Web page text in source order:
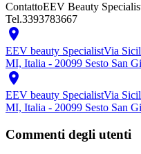
ContattoEEV Beauty
Tel.3393783667

EEV beauty SpecialistVia
MI, Italia - 20099 Sesto San

EEV beauty SpecialistVia
MI, Italia - 20099 Sesto San
Commenti degli utenti